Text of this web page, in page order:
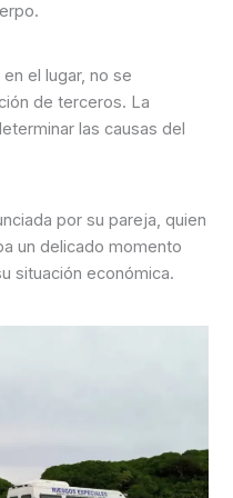
el lugar, no se
de terceros. La
las causas del
por su pareja, quien
un delicado momento
situación económica.